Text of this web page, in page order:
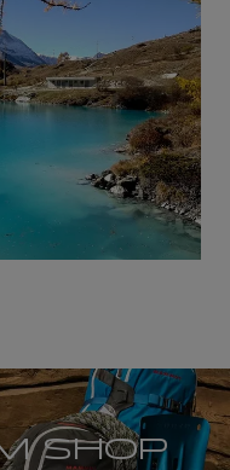
Aebischer
SHOP